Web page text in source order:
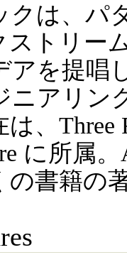
クは、パ
ストリー
アを提唱
ニアリン
、Three
に所属。
の書籍の